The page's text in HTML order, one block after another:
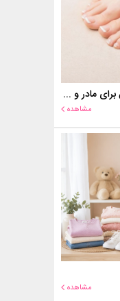
کاشت ناخن در بارداری؛ آیا انجام آن برای مادر و جنین خطر دارد؟
مشاهده
مشاهده